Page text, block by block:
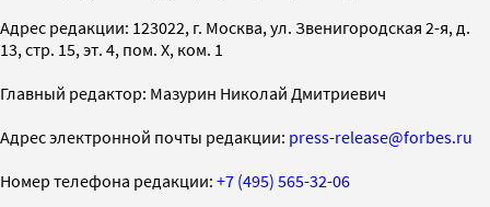
Адрес редакции: 123022, г. Москва, ул. Звенигородская 2-я, д.
13, стр. 15, эт. 4, пом. X, ком. 1
Главный редактор: Мазурин Николай Дмитриевич
Адрес электронной почты редакции: press-release@forbes.ru
Номер телефона редакции: +7 (495) 565-32-06